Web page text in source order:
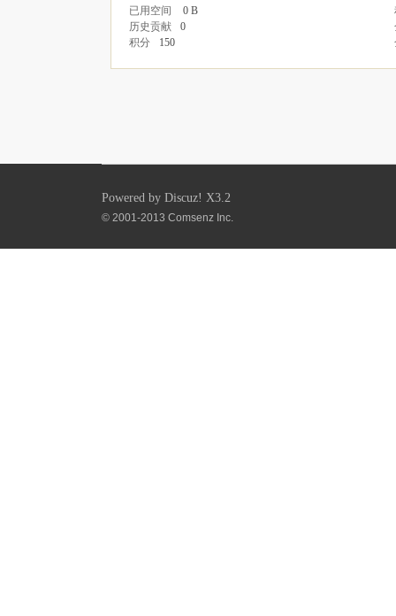
已用空间
0 B
历史贡献
0
积分
150
Powered by Discuz! X3.2
© 2001-2013 Comsenz Inc.